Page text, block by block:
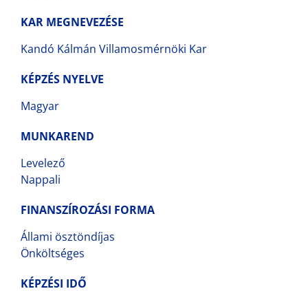
KAR MEGNEVEZÉSE
Kandó Kálmán Villamosmérnöki Kar
KÉPZÉS NYELVE
Magyar
MUNKAREND
Levelező
Nappali
FINANSZÍROZÁSI FORMA
Állami ösztöndíjas
Önköltséges
KÉPZÉSI IDŐ